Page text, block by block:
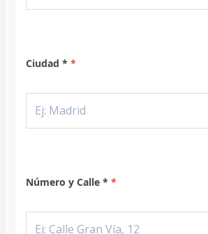
Ciudad *
Número y Calle *